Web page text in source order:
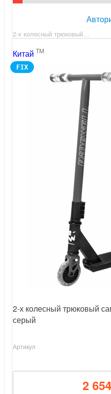
2-х колесный трюковый…
Китай TM
FIX
2-х колесный трюковый
серый
Артикул
2